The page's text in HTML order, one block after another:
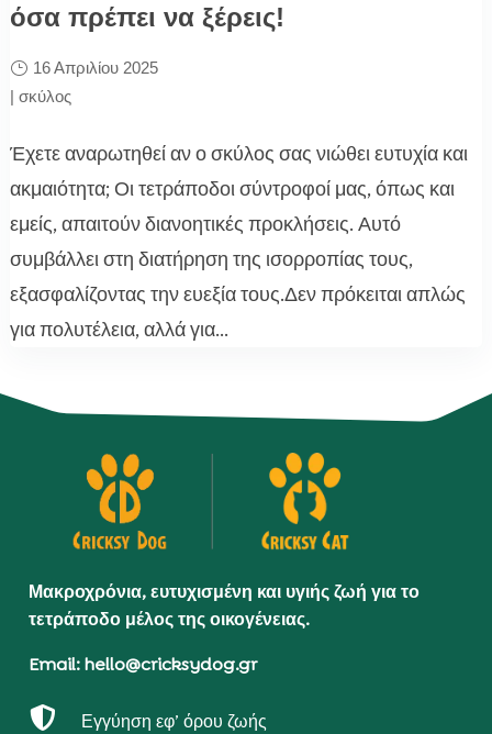
όσα πρέπει να ξέρεις!
16 Απριλίου 2025
| σκύλος
Έχετε αναρωτηθεί αν ο σκύλος σας νιώθει ευτυχία και
ακμαιότητα; Οι τετράποδοι σύντροφοί μας, όπως και
εμείς, απαιτούν διανοητικές προκλήσεις. Αυτό
συμβάλλει στη διατήρηση της ισορροπίας τους,
εξασφαλίζοντας την ευεξία τους.Δεν πρόκειται απλώς
για πολυτέλεια, αλλά για...
Μακροχρόνια, ευτυχισμένη και υγιής ζωή για το
τετράποδο μέλος της οικογένειας.
Email: hello@cricksydog.gr
 Εγγύηση εφ’ όρου ζωής